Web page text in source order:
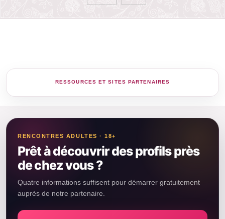
RENCONTRES ADULTES · 18+
Prêt à découvrir des profils près
de chez vous ?
Quatre informations suffisent pour démarrer gratuitement
auprès de notre partenaire.